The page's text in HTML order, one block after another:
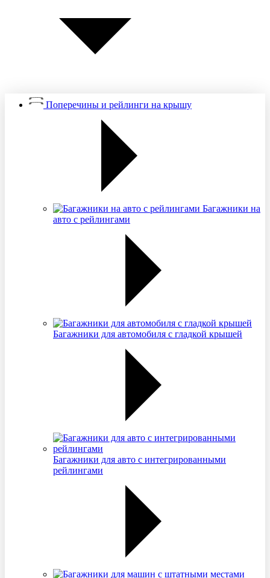
Поперечины и рейлинги на крышу
Багажники на
авто с рейлингами
Багажники для автомобиля с гладкой крышей
Багажники для авто с интегрированными
рейлингами